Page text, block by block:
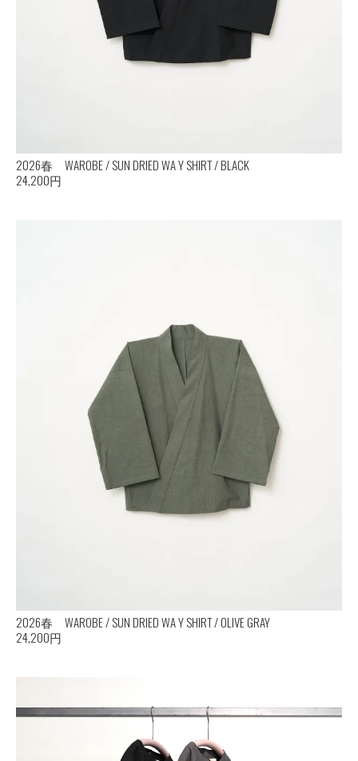
2026春 WAROBE / SUN DRIED WA Y SHIRT / BLACK
24,200円
2026春 WAROBE / SUN DRIED WA Y SHIRT / OLIVE GRAY
24,200円